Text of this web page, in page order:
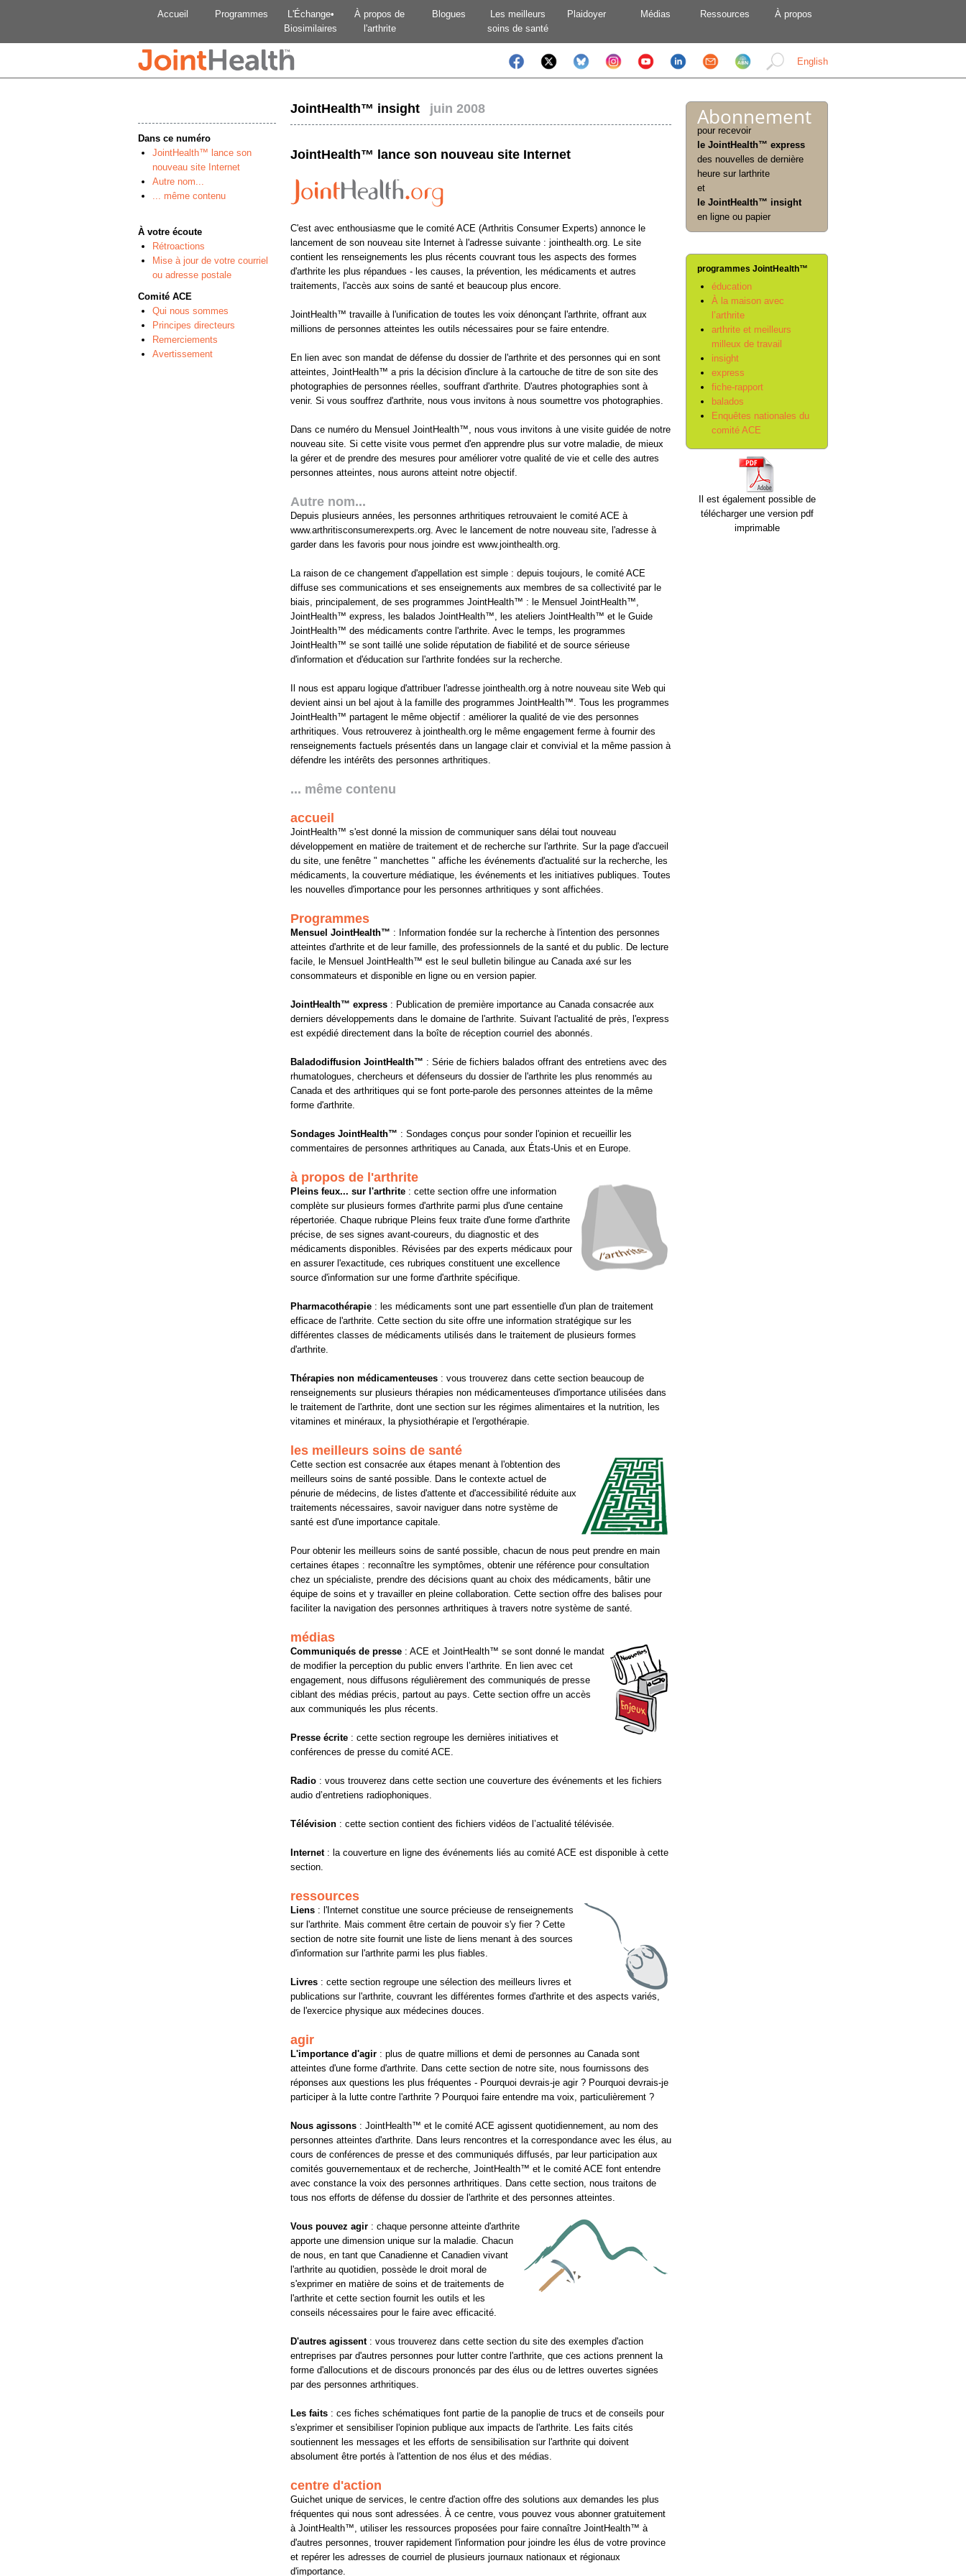
Accueil Programmes
L'Échange•
Biosimilaires
À propos de
l'arthrite
Blogues
Les meilleurs
soins de santé
Plaidoyer Médias Ressources À propos
English
Dans ce numéro
JointHealth™ lance son
nouveau site Internet
Autre nom...
... même contenu
À votre écoute
Rétroactions
Mise à jour de votre courriel
ou adresse postale
Comité ACE
Qui nous sommes
Principes directeurs
Remerciements
Avertissement
JointHealth™ insight juin 2008
JointHealth™ lance son nouveau site Internet
C'est avec enthousiasme que le comité ACE (Arthritis Consumer Experts) annonce le
lancement de son nouveau site Internet à l'adresse suivante : jointhealth.org. Le site
contient les renseignements les plus récents couvrant tous les aspects des formes
d'arthrite les plus répandues - les causes, la prévention, les médicaments et autres
traitements, l'accès aux soins de santé et beaucoup plus encore.
JointHealth™ travaille à l'unification de toutes les voix dénonçant l'arthrite, offrant aux
millions de personnes atteintes les outils nécessaires pour se faire entendre.
En lien avec son mandat de défense du dossier de l'arthrite et des personnes qui en sont
atteintes, JointHealth™ a pris la décision d'inclure à la cartouche de titre de son site des
photographies de personnes réelles, souffrant d'arthrite. D'autres photographies sont à
venir. Si vous souffrez d'arthrite, nous vous invitons à nous soumettre vos photographies.
Dans ce numéro du Mensuel JointHealth™, nous vous invitons à une visite guidée de notre
nouveau site. Si cette visite vous permet d'en apprendre plus sur votre maladie, de mieux
la gérer et de prendre des mesures pour améliorer votre qualité de vie et celle des autres
personnes atteintes, nous aurons atteint notre objectif.
Autre nom...
Depuis plusieurs années, les personnes arthritiques retrouvaient le comité ACE à
www.arthritisconsumerexperts.org. Avec le lancement de notre nouveau site, l'adresse à
garder dans les favoris pour nous joindre est www.jointhealth.org.
La raison de ce changement d'appellation est simple : depuis toujours, le comité ACE
diffuse ses communications et ses enseignements aux membres de sa collectivité par le
biais, principalement, de ses programmes JointHealth™ : le Mensuel JointHealth™,
JointHealth™ express, les balados JointHealth™, les ateliers JointHealth™ et le Guide
JointHealth™ des médicaments contre l'arthrite. Avec le temps, les programmes
JointHealth™ se sont taillé une solide réputation de fiabilité et de source sérieuse
d'information et d'éducation sur l'arthrite fondées sur la recherche.
Il nous est apparu logique d'attribuer l'adresse jointhealth.org à notre nouveau site Web qui
devient ainsi un bel ajout à la famille des programmes JointHealth™. Tous les programmes
JointHealth™ partagent le même objectif : améliorer la qualité de vie des personnes
arthritiques. Vous retrouverez à jointhealth.org le même engagement ferme à fournir des
renseignements factuels présentés dans un langage clair et convivial et la même passion à
défendre les intérêts des personnes arthritiques.
... même contenu
accueil
JointHealth™ s'est donné la mission de communiquer sans délai tout nouveau
développement en matière de traitement et de recherche sur l'arthrite. Sur la page d'accueil
du site, une fenêtre " manchettes " affiche les événements d'actualité sur la recherche, les
médicaments, la couverture médiatique, les événements et les initiatives publiques. Toutes
les nouvelles d'importance pour les personnes arthritiques y sont affichées.
Programmes
Mensuel JointHealth™ : Information fondée sur la recherche à l'intention des personnes
atteintes d'arthrite et de leur famille, des professionnels de la santé et du public. De lecture
facile, le Mensuel JointHealth™ est le seul bulletin bilingue au Canada axé sur les
consommateurs et disponible en ligne ou en version papier.
JointHealth™ express : Publication de première importance au Canada consacrée aux
derniers développements dans le domaine de l'arthrite. Suivant l'actualité de près, l'express
est expédié directement dans la boîte de réception courriel des abonnés.
Baladodiffusion JointHealth™ : Série de fichiers balados offrant des entretiens avec des
rhumatologues, chercheurs et défenseurs du dossier de l'arthrite les plus renommés au
Canada et des arthritiques qui se font porte-parole des personnes atteintes de la même
forme d'arthrite.
Sondages JointHealth™ : Sondages conçus pour sonder l'opinion et recueillir les
commentaires de personnes arthritiques au Canada, aux États-Unis et en Europe.
à propos de l'arthrite
Pleins feux... sur l'arthrite : cette section offre une information
complète sur plusieurs formes d'arthrite parmi plus d'une centaine
répertoriée. Chaque rubrique Pleins feux traite d'une forme d'arthrite
précise, de ses signes avant-coureurs, du diagnostic et des
médicaments disponibles. Révisées par des experts médicaux pour
en assurer l'exactitude, ces rubriques constituent une excellence
source d'information sur une forme d'arthrite spécifique.
Pharmacothérapie : les médicaments sont une part essentielle d'un plan de traitement
efficace de l'arthrite. Cette section du site offre une information stratégique sur les
différentes classes de médicaments utilisés dans le traitement de plusieurs formes
d'arthrite.
Thérapies non médicamenteuses : vous trouverez dans cette section beaucoup de
renseignements sur plusieurs thérapies non médicamenteuses d'importance utilisées dans
le traitement de l'arthrite, dont une section sur les régimes alimentaires et la nutrition, les
vitamines et minéraux, la physiothérapie et l'ergothérapie.
les meilleurs soins de santé
Cette section est consacrée aux étapes menant à l'obtention des
meilleurs soins de santé possible. Dans le contexte actuel de
pénurie de médecins, de listes d'attente et d'accessibilité réduite aux
traitements nécessaires, savoir naviguer dans notre système de
santé est d'une importance capitale.
Pour obtenir les meilleurs soins de santé possible, chacun de nous peut prendre en main
certaines étapes : reconnaître les symptômes, obtenir une référence pour consultation
chez un spécialiste, prendre des décisions quant au choix des médicaments, bâtir une
équipe de soins et y travailler en pleine collaboration. Cette section offre des balises pour
faciliter la navigation des personnes arthritiques à travers notre système de santé.
médias
Communiqués de presse : ACE et JointHealth™ se sont donné le mandat
de modifier la perception du public envers l’arthrite. En lien avec cet
engagement, nous diffusons régulièrement des communiqués de presse
ciblant des médias précis, partout au pays. Cette section offre un accès
aux communiqués les plus récents.
Presse écrite : cette section regroupe les dernières initiatives et
conférences de presse du comité ACE.
Radio : vous trouverez dans cette section une couverture des événements et les fichiers
audio d’entretiens radiophoniques.
Télévision : cette section contient des fichiers vidéos de l’actualité télévisée.
Internet: la couverture en ligne des événements liés au comité ACE est disponible à cette
section.
ressources
Liens : l'Internet constitue une source précieuse de renseignements
sur l'arthrite. Mais comment être certain de pouvoir s'y fier ? Cette
section de notre site fournit une liste de liens menant à des sources
d'information sur l'arthrite parmi les plus fiables.
Livres : cette section regroupe une sélection des meilleurs livres et
publications sur l'arthrite, couvrant les différentes formes d'arthrite et des aspects variés,
de l'exercice physique aux médecines douces.
agir
L'importance d'agir : plus de quatre millions et demi de personnes au Canada sont
atteintes d'une forme d'arthrite. Dans cette section de notre site, nous fournissons des
réponses aux questions les plus fréquentes - Pourquoi devrais-je agir ? Pourquoi devrais-je
participer à la lutte contre l'arthrite ? Pourquoi faire entendre ma voix, particulièrement ?
Nous agissons : JointHealth™ et le comité ACE agissent quotidiennement, au nom des
personnes atteintes d'arthrite. Dans leurs rencontres et la correspondance avec les élus, au
cours de conférences de presse et des communiqués diffusés, par leur participation aux
comités gouvernementaux et de recherche, JointHealth™ et le comité ACE font entendre
avec constance la voix des personnes arthritiques. Dans cette section, nous traitons de
tous nos efforts de défense du dossier de l'arthrite et des personnes atteintes.
Vous pouvez agir : chaque personne atteinte d'arthrite
apporte une dimension unique sur la maladie. Chacun
de nous, en tant que Canadienne et Canadien vivant
l'arthrite au quotidien, possède le droit moral de
s'exprimer en matière de soins et de traitements de
l'arthrite et cette section fournit les outils et les
conseils nécessaires pour le faire avec efficacité.
D'autres agissent: vous trouverez dans cette section du site des exemples d'action
entreprises par d'autres personnes pour lutter contre l'arthrite, que ces actions prennent la
forme d'allocutions et de discours prononcés par des élus ou de lettres ouvertes signées
par des personnes arthritiques.
Les faits : ces fiches schématiques font partie de la panoplie de trucs et de conseils pour
s'exprimer et sensibiliser l'opinion publique aux impacts de l'arthrite. Les faits cités
soutiennent les messages et les efforts de sensibilisation sur l'arthrite qui doivent
absolument être portés à l'attention de nos élus et des médias.
centre d'action
Guichet unique de services, le centre d'action offre des solutions aux demandes les plus
fréquentes qui nous sont adressées. À ce centre, vous pouvez vous abonner gratuitement
à JointHealth™, utiliser les ressources proposées pour faire connaître JointHealth™ à
d'autres personnes, trouver rapidement l'information pour joindre les élus de votre province
et repérer les adresses de courriel de plusieurs journaux nationaux et régionaux
d'importance.
Abonnement
pour recevoir
le JointHealth™ express
des nouvelles de dernière
heure sur larthrite
et
le JointHealth™ insight
en ligne ou papier
programmes JointHealth™
éducation
À la maison avec
l’arthrite
arthrite et meilleurs
milleux de travail
insight
express
fiche-rapport
balados
Enquêtes nationales du
comité ACE
Il est également possible de
télécharger une version pdf
imprimable